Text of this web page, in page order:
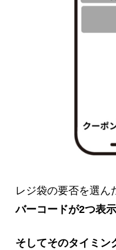
レジ袋の要否を選ん
バーコードが2つ表示
そしてそのタイミン